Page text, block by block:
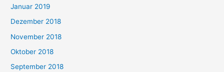
Januar 2019
Dezember 2018
November 2018
Oktober 2018
September 2018